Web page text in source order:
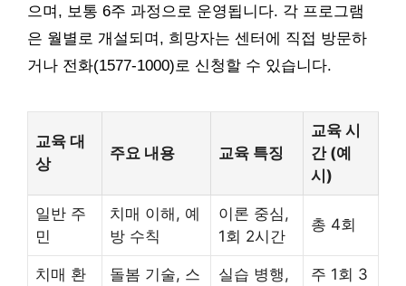
으며, 보통 6주 과정으로 운영됩니다. 각 프로그램
은 월별로 개설되며, 희망자는 센터에 직접 방문하
거나 전화(1577-1000)로 신청할 수 있습니다.
교육 대
상
주요 내용 교육 특징
교육 시
간 (예
시)
일반 주
민
치매 이해, 예
방 수칙
이론 중심,
1회 2시간
총 4회
치매 환
돌봄 기술, 스
실습 병행,
주 1회 3